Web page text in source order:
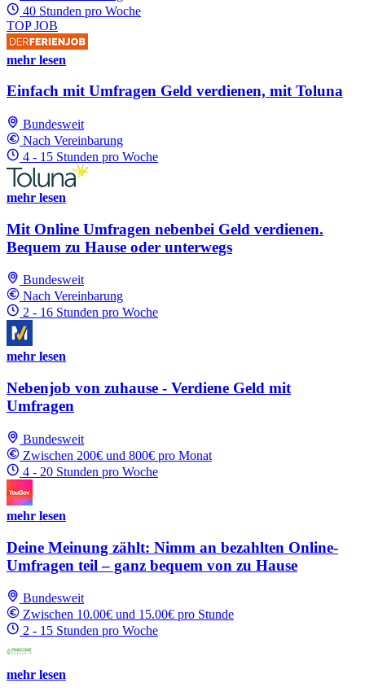
40 Stunden pro Woche
TOP JOB
mehr lesen
Einfach mit Umfragen Geld verdienen, mit Toluna
Bundesweit
Nach Vereinbarung
4 - 15 Stunden pro Woche
mehr lesen
Mit Online Umfragen nebenbei Geld verdienen.
Bequem zu Hause oder unterwegs
Bundesweit
Nach Vereinbarung
2 - 16 Stunden pro Woche
mehr lesen
Nebenjob von zuhause - Verdiene Geld mit
Umfragen
Bundesweit
Zwischen 200€ und 800€ pro Monat
4 - 20 Stunden pro Woche
mehr lesen
Deine Meinung zählt: Nimm an bezahlten Online-
Umfragen teil – ganz bequem von zu Hause
Bundesweit
Zwischen 10.00€ und 15.00€ pro Stunde
2 - 15 Stunden pro Woche
mehr lesen